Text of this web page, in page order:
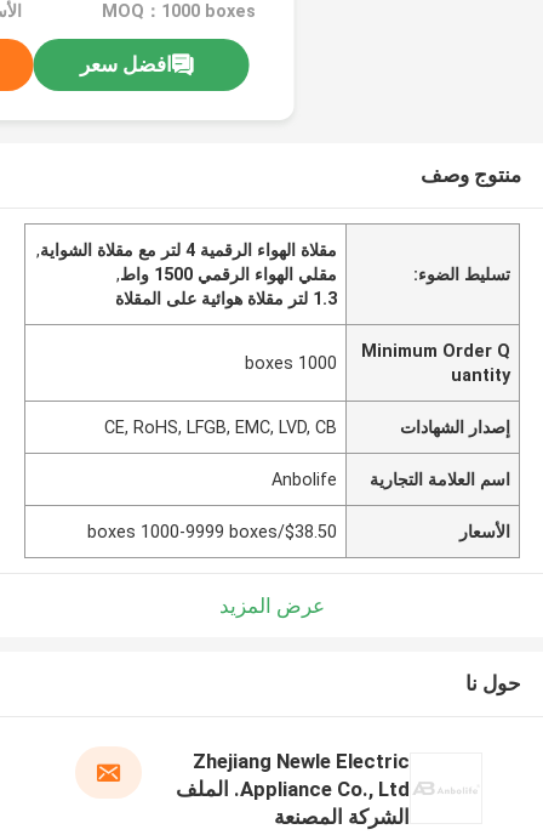
MOQ：1000 boxes
افضل سعر
منتوج وصف
تسليط الضوء:
مقلاة الهواء الرقمية 4 لتر مع مقلاة الشواية
,
مقلي الهواء الرقمي 1500 واط
,
1.3 لتر مقلاة هوائية على المقلاة
Minimum Order Q
uantity
1000 boxes
إصدار الشهادات CE, RoHS, LFGB, EMC, LVD, CB
اسم العلامة التجارية Anbolife
الأسعار $38.50/boxes 1000-9999 boxes
عرض المزيد
حول نا
Zhejiang Newle Electric
Appliance Co., Ltd. الملف
الشركة المصنعة